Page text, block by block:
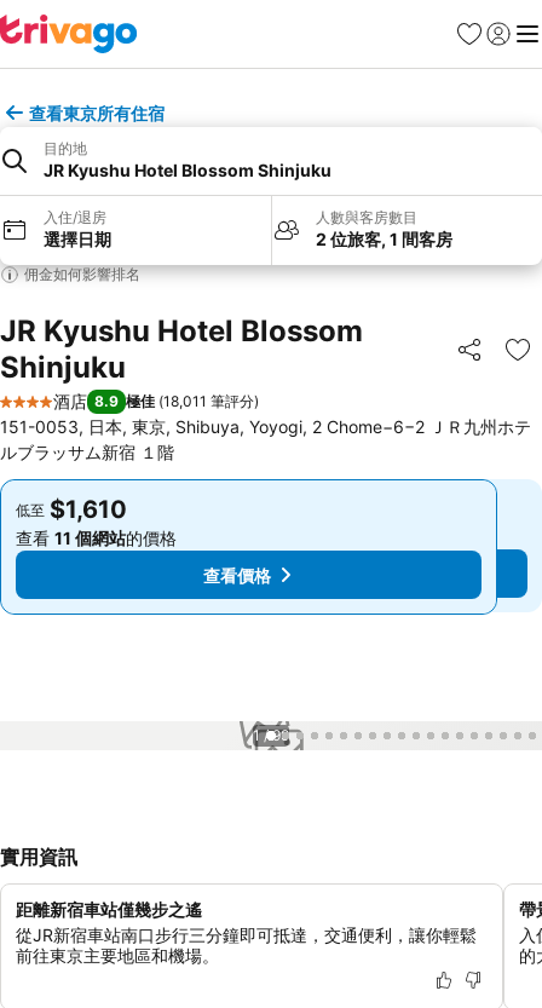
收藏夾
登入 選
查看東京所有住宿
目的地
JR Kyushu Hotel Blossom Shinjuku
入住/退房
選擇日期
人數與客房數目
2 位旅客, 1 間客房
佣金如何影響排名
JR Kyushu Hotel Blossom
Shinjuku
分享 放
4 星級
酒店 8.9 極佳 (18,011 筆評分)
151-0053, 日本, 東京, Shibuya, Yoyogi, 2 Chome−6−2 ＪＲ九州ホテ
ルブラッサム新宿 １階
低至 $1,610
查看 11 個網站的價格
查看價格
低至 $1,610
查看 11 個網站的價格
查看價格
1 / 99
實用資訊
距離新宿車站僅幾步之遙
從JR新宿車站南口步行三分鐘即可抵達，交通便利，讓你輕鬆
前往東京主要地區和機場。
帶
的